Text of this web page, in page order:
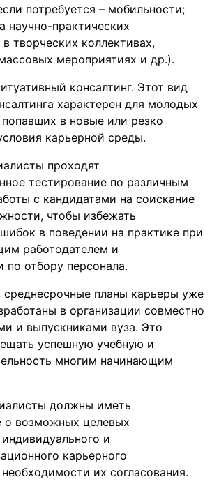
потребуется – мобильности;
научно-практических
творческих коллективах,
мероприятиях и др.).
консалтинг. Этот вид
характерен для молодых
в новые или резко
карьерной среды.
проходят
тестирование по различным
с кандидатами на соискание
чтобы избежать
в поведении на практике при
работодателем и
по отбору персонала.
планы карьеры уже
в организации совместно
и выпускниками вуза. Это
успешную учебную и
многим начинающим
должны иметь
о возможных целевых
и
карьерного
их согласования.